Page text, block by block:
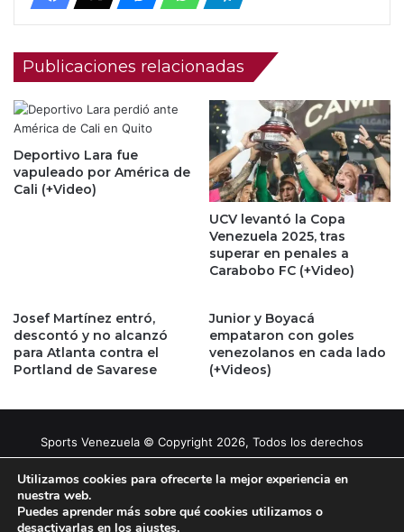
Publicaciones relacionadas
Deportivo Lara fue
vapuleado por América de
Cali (+Video)
UCV levantó la Copa
Venezuela 2025, tras
superar en penales a
Carabobo FC (+Video)
Josef Martínez entró,
descontó y no alcanzó
para Atlanta contra el
Portland de Savarese
Junior y Boyacá
empataron con goles
venezolanos en cada lado
(+Videos)
Sports Venezuela © Copyright 2026, Todos los derechos
reservados |
Tema gestionado por Caissa Agency
Facebook
X YouTubeInstagram
Utilizamos cookies para ofrecerte la mejor experiencia en
nuestra web.
Puedes aprender más sobre qué cookies utilizamos o
desactivarlas en los ajustes.